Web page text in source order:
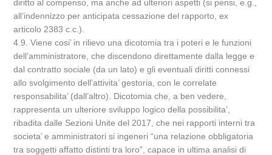
diritto al compenso, ma anche ad ulteriori aspetti (si pensi, e.g.,
all’indennizzo per anticipata cessazione del rapporto, ex
articolo 2383 c.c.).
4.9. Viene cosi’ in rilievo una dicotomia tra i poteri e le funzioni
dell’amministratore, che discendono direttamente dalla legge e
dal contratto sociale (da un lato) e gli eventuali diritti connessi
allo svolgimento dell’attivita’ gestoria, con le correlate
responsabilita’ (dall’altro). Dicotomia che, a ben vedere,
rappresenta un ulteriore sviluppo logico della possibilita’,
ribadita dalle Sezioni Unite del 2017, che nei rapporti interni tra
societa’ e amministratori si ingeneri “una relazione obbligatoria
tra soggetti affatto distinti tra loro”, capace in ultima analisi di